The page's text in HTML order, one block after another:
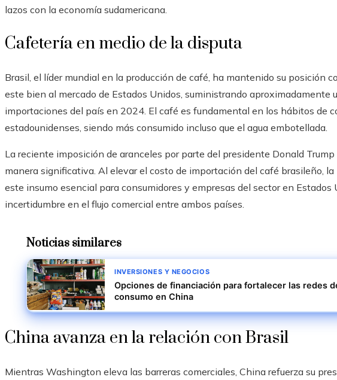
lazos con la economía sudamericana.
Cafetería en medio de la disputa
Brasil, el líder mundial en la producción de café, ha mantenido su posición
este bien al mercado de Estados Unidos, suministrando aproximadamente
importaciones del país en 2024. El café es fundamental en los hábitos de
estadounidenses, siendo más consumido incluso que el agua embotellada.
La reciente imposición de aranceles por parte del presidente Donald
manera significativa. Al elevar el costo de importación del café brasileño, la
este insumo esencial para consumidores y empresas del sector en Estados
incertidumbre en el flujo comercial entre ambos países.
Noticias similares
INVERSIONES Y NEGOCIOS
Opciones de financiación para fortalecer las redes
consumo en China
China avanza en la relación con Brasil
Mientras Washington eleva las barreras comerciales, China refuerza su